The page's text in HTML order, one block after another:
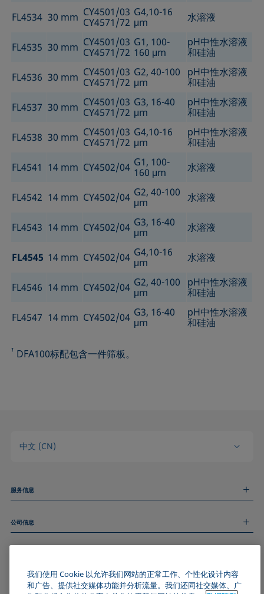
FL4534 30 mm CY4501/03
CY4571/72
G4,10-16
μm
水溶液
FL4535 30 mm CY4501/03
CY4571/72
G1, 100-
160 μm
pH中性水溶液
和硅油
FL4536 30 mm CY4501/03
CY4571/72
G2, 40-100
μm
pH中性水溶液
和硅油
FL4537 30 mm CY4501/03
CY4571/72
G3, 16-40
μm
pH中性水溶液
和硅油
FL4538 30 mm CY4501/03
CY4571/72
G4,10-16
μm
pH中性水溶液
和硅油
FL4541 14 mm CY4502/04 G1, 100-
160 μm
水溶液
FL4542 14 mm CY4502/04 G2, 40-100
μm
水溶液
FL4543 14 mm CY4502/04 G3, 16-40
μm
水溶液
FL4545 14 mm CY4502/04 G4,10-16
μm
水溶液
FL4546 14 mm CY4502/04 G2, 40-100
μm
pH中性水溶液
和硅油
FL4547 14 mm CY4502/04 G3, 16-40
μm
pH中性水溶液
和硅油
1 DFA100标配包含一件筛板。
中文 (CN)
服务信息
技术服务
和我们取得联系
公司信息
关于我们
数据隐私声明
加入KRÜSS社区
我们使用 Cookie 以允许我们网站的正常工作、个性化设计内容
和广告、提供社交媒体功能并分析流量。我们还同社交媒体、广